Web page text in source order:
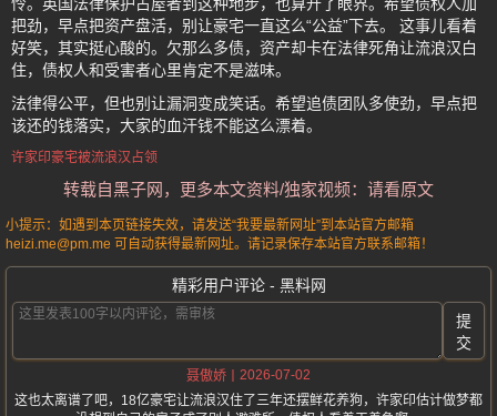
把劲，早点把资产盘活，别让豪宅一直这么“公益”下去。 这事儿看着
好笑，其实挺心酸的。欠那么多债，资产却卡在法律死角让流浪汉白
住，债权人和受害者心里肯定不是滋味。
法律得公平，但也别让漏洞变成笑话。希望追债团队多使劲，早点把
该还的钱落实，大家的血汗钱不能这么漂着。
许家印豪宅被流浪汉占领
转载自黑子网，更多本文资料/独家视频：请看原文
小提示：如遇到本页链接失效，请发送“我要最新网址”到本站官方邮箱
heizi.me@pm.me 可自动获得最新网址。请记录保存本站官方联系邮箱！
精彩用户评论 - 黑料网
提
交
聂傲娇
2026-07-02
这也太离谱了吧，18亿豪宅让流浪汉住了三年还摆鲜花养狗，许家印估计做梦都